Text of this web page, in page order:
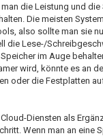
die Leistung und
Die meisten
also sollte man sie
die Lese-/
im Auge
wird, könnte es an
oder die Festplatten
Diensten als
Wenn man an eine